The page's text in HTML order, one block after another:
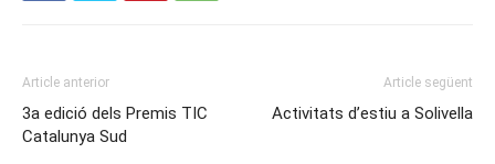
Article anterior
3a edició dels Premis TIC
Catalunya Sud
Article següent
Activitats d’estiu a Solivella